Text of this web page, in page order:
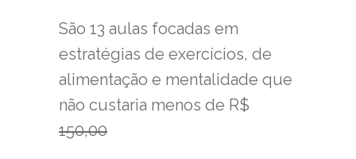
São 13 aulas focadas em
estratégias de exercícios, de
alimentação e mentalidade que
não custaria menos de R$
150,00